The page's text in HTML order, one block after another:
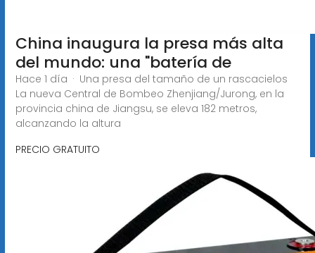
China inaugura la presa más alta
del mundo: una "batería de
Hace 1 día · Una presa del tamaño de un rascacielos
La nueva Central de Bombeo Zhenjiang/Jurong, en la
provincia china de Jiangsu, se eleva 182 metros,
alcanzando la altura
PRECIO GRATUITO